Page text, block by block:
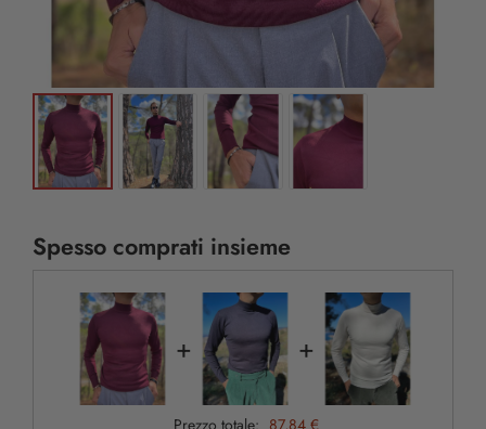
Spesso comprati insieme
+ +